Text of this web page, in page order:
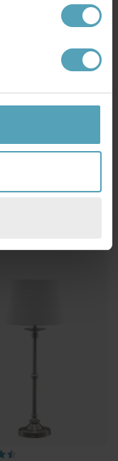
bordslampa